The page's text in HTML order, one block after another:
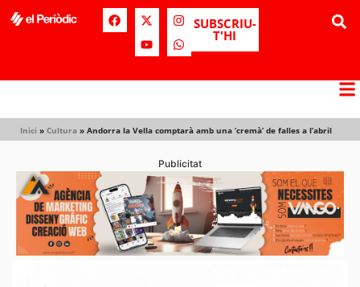
SUBSCRIU-
T'HI
Inici » Cultura » Andorra la Vella comptarà amb una ‘cremà’ de falles a l’abril
Publicitat